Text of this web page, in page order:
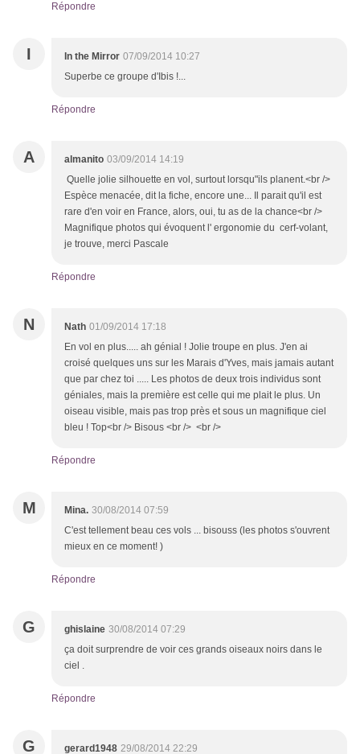
Répondre
I In the Mirror 07/09/2014 10:27
Superbe ce groupe d'Ibis !...
Répondre
A almanito 03/09/2014 14:19
Quelle jolie silhouette en vol, surtout lorsqu"ils planent.<br />
Espèce menacée, dit la fiche, encore une... Il parait qu'il est
rare d'en voir en France, alors, oui, tu as de la chance<br />
Magnifique photos qui évoquent l' ergonomie du cerf-volant,
je trouve, merci Pascale
Répondre
N Nath 01/09/2014 17:18
En vol en plus..... ah génial ! Jolie troupe en plus. J'en ai
croisé quelques uns sur les Marais d'Yves, mais jamais autant
que par chez toi ..... Les photos de deux trois individus sont
géniales, mais la première est celle qui me plait le plus. Un
oiseau visible, mais pas trop près et sous un magnifique ciel
bleu ! Top<br /> Bisous <br /> <br />
Répondre
M Mina. 30/08/2014 07:59
C'est tellement beau ces vols ... bisouss (les photos s'ouvrent
mieux en ce moment! )
Répondre
G ghislaine 30/08/2014 07:29
ça doit surprendre de voir ces grands oiseaux noirs dans le
ciel .
Répondre
G gerard1948 29/08/2014 22:29